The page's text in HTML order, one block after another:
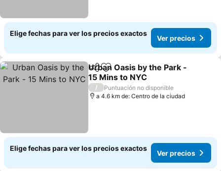
Elige fechas para ver los precios exactos
Ver precios
CompartirAgregar a favoritos
Urban Oasis by the Park -
15 Mins to NYC
/
Puntuación no disponible
a 4.6 km de: Centro de la ciudad
Elige fechas para ver los precios exactos
Ver precios